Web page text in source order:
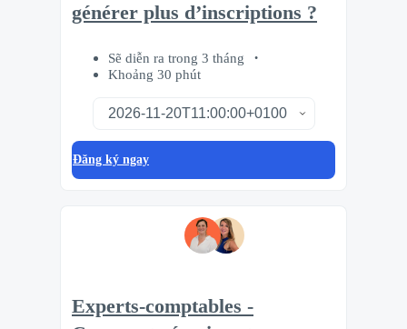
générer plus d’inscriptions ?
Sẽ diễn ra trong 3 tháng
Khoảng 30 phút
Đăng ký ngay
Experts-comptables -